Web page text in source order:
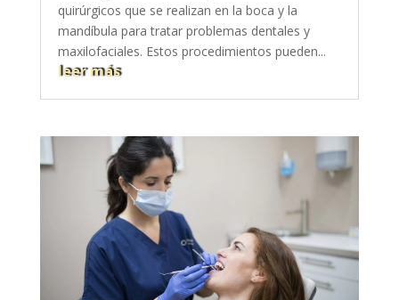
quirúrgicos que se realizan en la boca y la
mandíbula para tratar problemas dentales y
maxilofaciales. Estos procedimientos pueden...
leer más